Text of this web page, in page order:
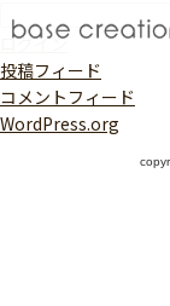
索:ログイン
投稿フィード
コメントフィード
WordPress.org